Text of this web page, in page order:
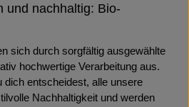
und nachhaltig: Bio-
sich durch sorgfältig ausgewählte
hochwertige Verarbeitung aus.
dich entscheidest, alle unsere
Nachhaltigkeit und werden